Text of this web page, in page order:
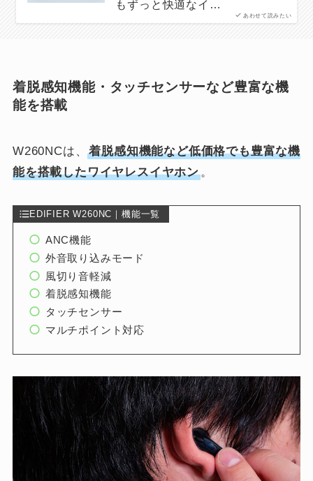
あわせて読みたい
もずっと快適なイ…
着脱感知機能・タッチセンサーなど豊富な機
能を搭載
W260NCは、着脱感知機能など低価格でも豊富な機
能を搭載したワイヤレスイヤホン 。
EDIFIER W260NC｜機能一覧
ANC機能
外音取り込みモード
風切り音軽減
着脱感知機能
タッチセンサー
マルチポイント対応